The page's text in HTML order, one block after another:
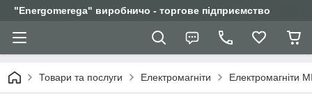
"Еnergomerega" виробничо - торгове підприємство
Товари та послуги Електромагніти Електромагніти